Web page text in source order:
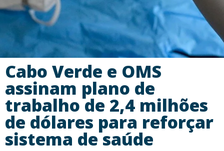
Cabo Verde e OMS
assinam plano de
trabalho de 2,4 milhões
de dólares para reforçar
sistema de saúde